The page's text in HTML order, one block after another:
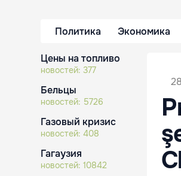
Политика Экономика
Цены на топливо
новостей: 377
Бельцы
новостей: 5726
Газовый кризис
новостей: 408
Гагаузия
новостей: 10842